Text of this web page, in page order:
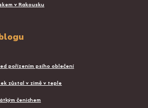
v Rakousku
pořízením psího oblečení
zůstal v zimě v teple
čenichem